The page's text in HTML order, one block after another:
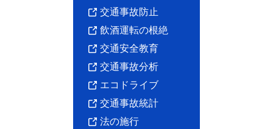
交通事故防止
飲酒運転の根絶
交通安全教育
交通事故分析
エコドライブ
交通事故統計
法の施行